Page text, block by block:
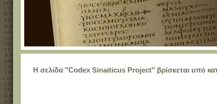
Η σελίδα "Codex Sinaiticus Project" βρίσκεται υπό